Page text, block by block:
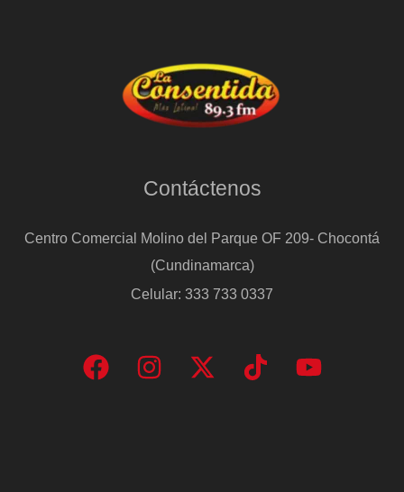
Contáctenos
Centro Comercial Molino del Parque OF 209- Chocontá
(Cundinamarca)
Celular: 333 733 0337